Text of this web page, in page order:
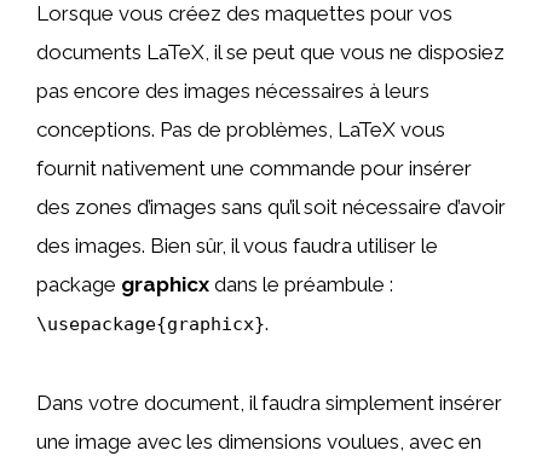
Lorsque vous créez des maquettes pour vos
documents LaTeX, il se peut que vous ne disposiez
pas encore des images nécessaires à leurs
conceptions. Pas de problèmes, LaTeX vous
fournit nativement une commande pour insérer
des zones d’images sans qu’il soit nécessaire d’avoir
des images. Bien sûr, il vous faudra utiliser le
package graphicx dans le préambule :
\usepackage{graphicx}.
Dans votre document, il faudra simplement insérer
une image avec les dimensions voulues, avec en